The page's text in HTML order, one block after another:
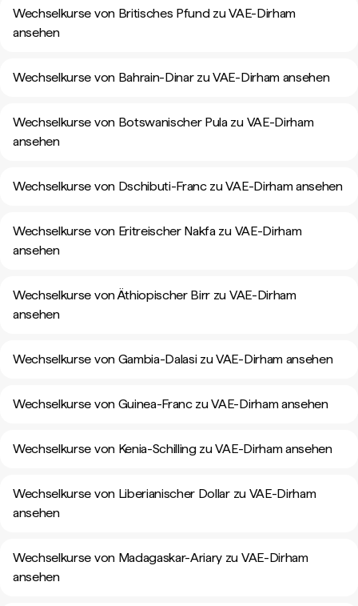
Wechselkurse von Britisches Pfund zu VAE-Dirham
ansehen
Wechselkurse von Bahrain-Dinar zu VAE-Dirham ansehen
Wechselkurse von Botswanischer Pula zu VAE-Dirham
ansehen
Wechselkurse von Dschibuti-Franc zu VAE-Dirham ansehen
Wechselkurse von Eritreischer Nakfa zu VAE-Dirham
ansehen
Wechselkurse von Äthiopischer Birr zu VAE-Dirham
ansehen
Wechselkurse von Gambia-Dalasi zu VAE-Dirham ansehen
Wechselkurse von Guinea-Franc zu VAE-Dirham ansehen
Wechselkurse von Kenia-Schilling zu VAE-Dirham ansehen
Wechselkurse von Liberianischer Dollar zu VAE-Dirham
ansehen
Wechselkurse von Madagaskar-Ariary zu VAE-Dirham
ansehen